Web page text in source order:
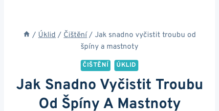
/ Úklid / Čištění / Jak snadno vyčistit troubu od
špíny a mastnoty
ČIŠTĚNÍ ÚKLID
Jak Snadno Vyčistit Troubu
Od Špíny A Mastnoty